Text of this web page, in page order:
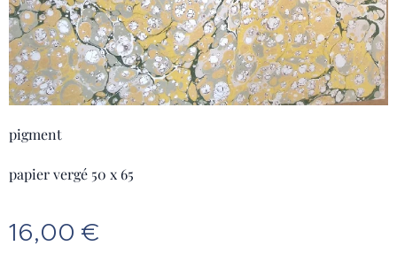
pigment
papier vergé 50 x 65
16,00 €